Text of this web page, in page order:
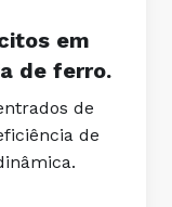
em
de ferro.
de
de